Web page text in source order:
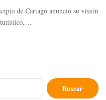
de Cartago anunció su visión
Buscar: